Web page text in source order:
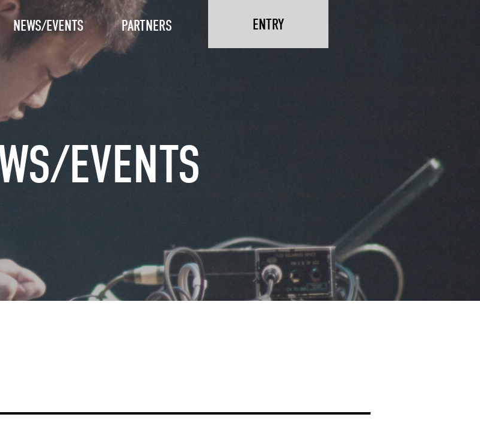
EVENTS
NEWS/EVENTS PARTNERS ENTRY